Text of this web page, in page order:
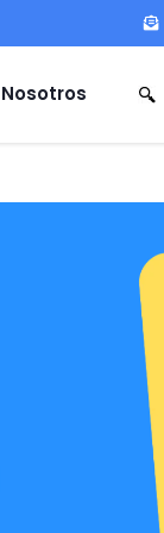
Nosotros